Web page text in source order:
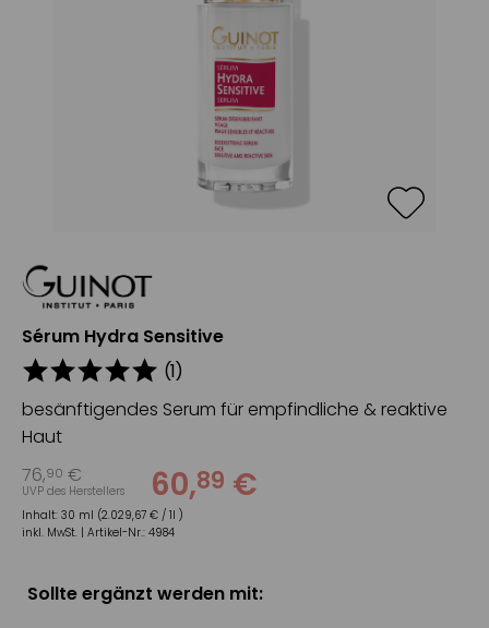
Sérum Hydra Sensitive
(1)
besänftigendes Serum für empfindliche & reaktive
Haut
76,90 €
UVP des Herstellers 60,89 €
Inhalt: 30 ml (2.029,67 € / 1l )
inkl. MwSt. | Artikel-Nr.: 4984
Sollte ergänzt werden mit: